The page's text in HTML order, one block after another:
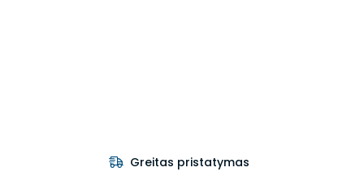
Greitas pristatymas